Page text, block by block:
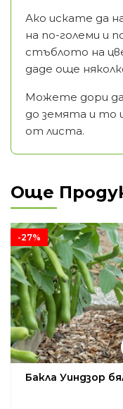
Ако искате да
на по-големи и
стъблото на
даде още
Можете дори
до земята и то
от листа.
Още
-27%
Бакла Уиндзор